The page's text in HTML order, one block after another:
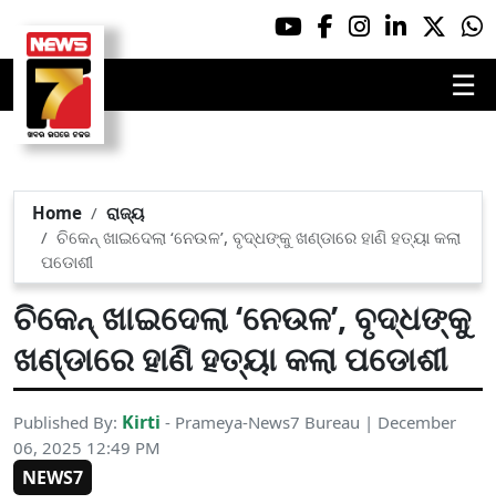
☰
Home
ରାଜ୍ୟ
ଚିକେନ୍ ଖାଇଦେଲା ‘ନେଉଳ’, ବୃଦ୍ଧଙ୍କୁ ଖଣ୍ଡାରେ ହାଣି ହତ୍ୟା କଲା
ପଡୋଶୀ
ଚିକେନ୍ ଖାଇଦେଲା ‘ନେଉଳ’, ବୃଦ୍ଧଙ୍କୁ
ଖଣ୍ଡାରେ ହାଣି ହତ୍ୟା କଲା ପଡୋଶୀ
Published By: Kirti - Prameya-News7 Bureau | December
06, 2025 12:49 PM
NEWS7